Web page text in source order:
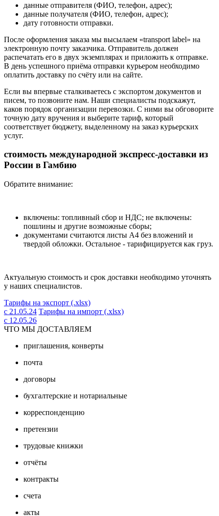
данные отправителя (ФИО, телефон, адрес);
данные получателя (ФИО, телефон, адрес);
дату готовности отправки.
После оформления заказа мы высылаем «transport label» на
электронную почту заказчика. Отправитель должен
распечатать его в двух экземплярах и приложить к отправке.
В день успешного приёма отправки курьером необходимо
оплатить доставку по счёту или на сайте.
Если вы впервые сталкиваетесь с экспортом документов и
писем, то позвоните нам. Наши специалисты подскажут,
каков порядок организации перевозки. С ними вы обговорите
точную дату вручения и выберите тариф, который
соответствует бюджету, выделенному на заказ курьерских
услуг.
стоимость международной экспресс-доставки из
России в Гамбию
Обратите внимание:
включены: топливный сбор и НДС; не включены:
пошлины и другие возможные сборы;
документами считаются листы А4 без вложений и
твердой обложки. Остальное - тарифицируется как груз.
Актуальную стоимость и срок доставки необходимо уточнять
у наших специалистов.
Тарифы на экспорт (.xlsx)
с 21.05.24 Тарифы на импорт (.xlsx)
с 12.05.26
ЧТО МЫ ДОСТАВЛЯЕМ
приглашения, конверты
почта
договоры
бухгалтерские и нотариальные
корреспонденцию
претензии
трудовые книжки
отчёты
контракты
счета
акты